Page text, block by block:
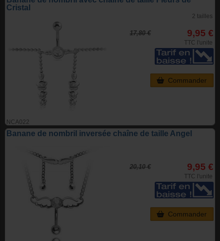
Cristal
NCA022
2 tailles
17,80 € 9,95 €
TTC l'unite
Commander
Banane de nombril inversée chaîne de taille Angel
20,10 € 9,95 €
TTC l'unite
Commander